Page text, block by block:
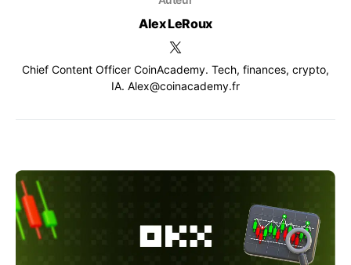
Alex LeRoux
Chief Content Officer CoinAcademy. Tech, finances, crypto,
IA. Alex@coinacademy.fr